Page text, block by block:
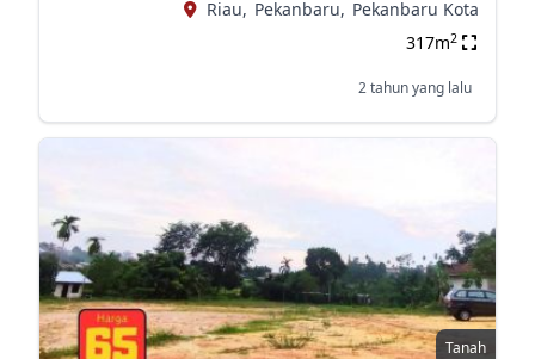
Riau, Pekanbaru, Pekanbaru Kota
317m2
2 tahun yang lalu
Tanah